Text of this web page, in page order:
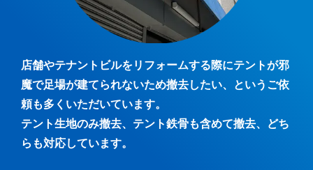
店舗やテナントビルをリフォームする際にテントが邪
魔で足場が建てられないため撤去したい、というご依
頼も多くいただいています。
テント生地のみ撤去、テント鉄骨も含めて撤去、どち
らも対応しています。